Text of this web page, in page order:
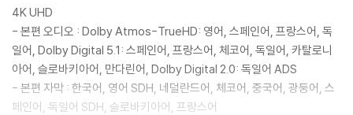
발생할 수 있습니다. 반품을 원하실 경우 미개봉 상태로 문의 부탁드립니
다.
2) 스틸북 케이스 제작 과정에서 기포 혹은 경미한 인쇄 오류가 발생할 수
있습니다.
3) 렌티큘러 스틸북의 경우, 보호필름이 붙어 판매되기도 합니다. 보호필
름 손상에 의한 교환/반품은 불가합니다.
4K UHD
- 본편 오디오 : Dolby Atmos-TrueHD: 영어, 스페인어, 프랑스어, 독
일어, Dolby Digital 5.1: 스페인어, 프랑스어, 체코어, 독일어, 카탈로니
아어, 슬로바키아어, 만다린어, Dolby Digital 2.0: 독일어 ADS
- 본편 자막 : 한국어, 영어 SDH, 네덜란드어, 체코어, 중국어, 광둥어, 스
페인어, 독일어 SDH, 슬로바키아어, 프랑스어